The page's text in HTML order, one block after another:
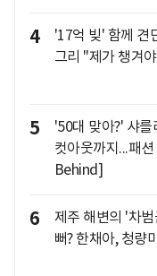
4
'17억 빚' 함께 견
그리 "제가 챙겨
5
'50대 맞아?' 샤를
컷아웃까지...패
Behind]
6
제주 해변의 '차
뻐? 한채아, 청량